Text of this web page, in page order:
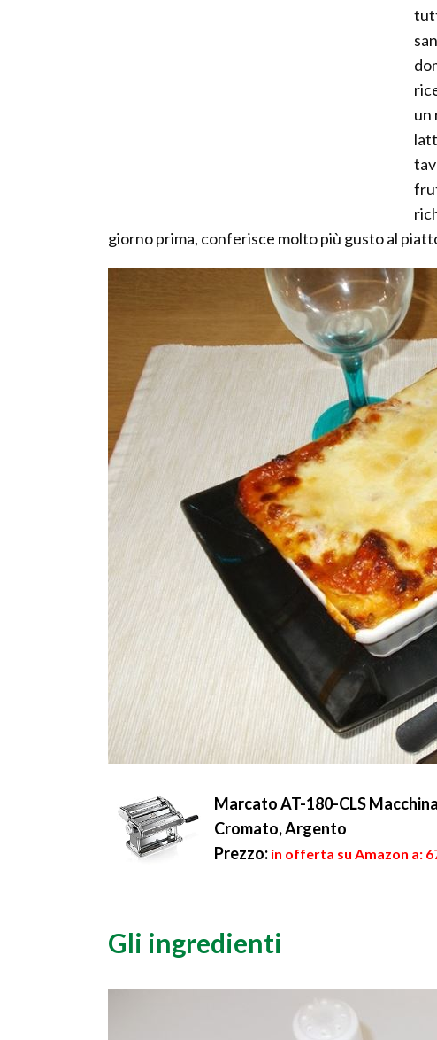
un
giorno prima, conferisce molto più gusto al
Marcato AT-180-CLS
Cromato, Argento
Prezzo: in offerta su Amazon a:
Gli ingredienti